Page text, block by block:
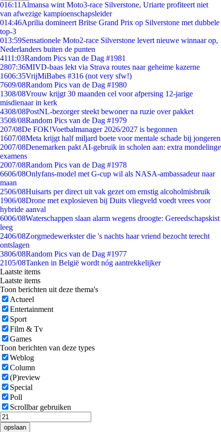
016:11 Almansa wint Moto3-race Silverstone, Uriarte profiteert niet
van afwezige kampioenschapsleider
014:46Aprilia domineert Britse Grand Prix op Silverstone met dubbele
top-3
013:59Sensationele Moto2-race Silverstone levert nieuwe winnaar op,
Nederlanders buiten de punten
4111:03Random Pics van de Dag #1981
2807:36MIVD-baas lekt via Strava routes naar geheime kazerne
1606:35VrijMiBabes #316 (not very sfw!)
7609/08Random Pics van de Dag #1980
1308/08Vrouw krijgt 30 maanden cel voor afpersing 12-jarige
misdienaar in kerk
4308/08PostNL-bezorger steekt bewoner na ruzie over pakket
3508/08Random Pics van de Dag #1979
207/08De FOK!Voetbalmanager 2026/2027 is begonnen
1607/08Meta krijgt half miljard boete voor mentale schade bij jongeren
2007/08Denemarken pakt AI-gebruik in scholen aan: extra mondelinge
examens
2007/08Random Pics van de Dag #1978
6606/08Onlyfans-model met G-cup wil als NASA-ambassadeur naar
maan
2506/08Huisarts per direct uit vak gezet om ernstig alcoholmisbruik
1906/08Drone met explosieven bij Duits vliegveld voedt vrees voor
hybride aanval
6006/08Waterschappen slaan alarm wegens droogte: Gereedschapskist
leeg
2406/08Zorgmedewerkster die 's nachts haar vriend bezocht terecht
ontslagen
3806/08Random Pics van de Dag #1977
2105/08Tanken in België wordt nóg aantrekkelijker
Laatste items
Laatste items
Toon berichten uit deze thema's
Actueel
Entertainment
Sport
Film & Tv
Games
Toon berichten van deze types
Weblog
Column
(P)review
Special
Poll
Scrollbar gebruiken
opslaan